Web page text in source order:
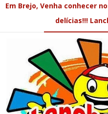
Em Brejo, Venha conhecer
delícias!!!